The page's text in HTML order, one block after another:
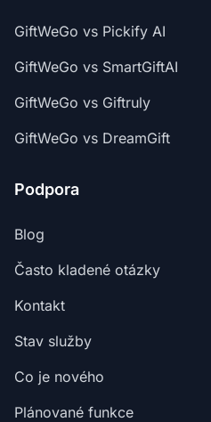
GiftWeGo vs Pickify AI
GiftWeGo vs SmartGiftAI
GiftWeGo vs Giftruly
GiftWeGo vs DreamGift
Podpora
Blog
Často kladené otázky
Kontakt
Stav služby
Co je nového
Plánované funkce